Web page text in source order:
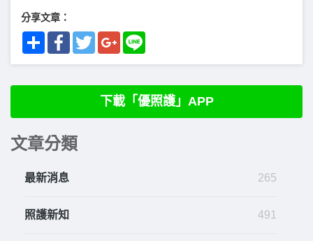
分享文章：
Share FacebookTwitterGoogle+
下載「優照護」APP
文章分類
最新消息 265
照護新知 491